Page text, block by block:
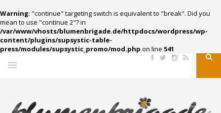
Warning: "continue" targeting switch is equivalent to "break". Did you
mean to use "continue 2"? in
/var/www/vhosts/blumenbrigade.de/httpdocs/wordpress/wp-
content/plugins/supsystic-table-
press/modules/supsystic_promo/mod.php on line 541